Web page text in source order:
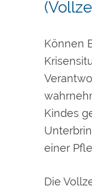
Können
Kindes
einer
Die